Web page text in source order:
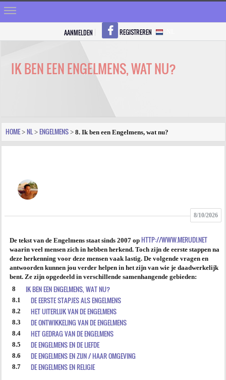
VRAGEN
FOTO
AGENDA
PRAKTIJK
AANMELDEN REGISTREREN
IK BEN EEN ENGELMENS, WAT NU?
HOME > NL > ENGELMENS > 8. Ik ben een Engelmens, wat nu?
8/10/2026
De tekst van de Engelmens staat sinds 2007 op HTTP://WWW.MERUDI.NET
waarin veel mensen zich in hebben herkend. Toch zijn de eerste stappen na
deze herkenning voor deze mensen vaak lastig. De volgende vragen en
antwoorden kunnen jou verder helpen in het zijn van wie je daadwerkelijk
bent. Ze zijn opgedeeld in verschillende samenhangende gebieden:
8
IK BEN EEN ENGELMENS, WAT NU?
8.1 DE EERSTE STAPJES ALS ENGELMENS
8.2 HET UITERLIJK VAN DE ENGELMENS
8.3 DE ONTWIKKELING VAN DE ENGELMENS
8.4 HET GEDRAG VAN DE ENGELMENS
8.5 DE ENGELMENS EN DE LIEFDE
8.6 DE ENGELMENS EN ZIJN / HAAR OMGEVING
8.7 DE ENGELMENS EN RELIGIE